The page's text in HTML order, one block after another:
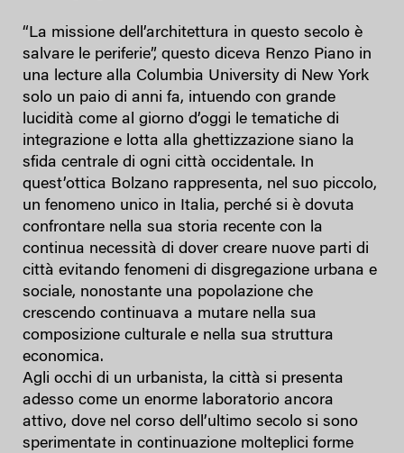
“La missione dell’architettura in questo secolo è
salvare le periferie”, questo diceva Renzo Piano in
una lecture alla Columbia University di New York
solo un paio di anni fa, intuendo con grande
lucidità come al giorno d’oggi le tematiche di
integrazione e lotta alla ghettizzazione siano la
sfida centrale di ogni città occidentale. In
quest’ottica Bolzano rappresenta, nel suo piccolo,
un fenomeno unico in Italia, perché si è dovuta
confrontare nella sua storia recente con la
continua necessità di dover creare nuove parti di
città evitando fenomeni di disgregazione urbana e
sociale, nonostante una popolazione che
crescendo continuava a mutare nella sua
composizione culturale e nella sua struttura
economica.
Agli occhi di un urbanista, la città si presenta
adesso come un enorme laboratorio ancora
attivo, dove nel corso dell’ultimo secolo si sono
sperimentate in continuazione molteplici forme